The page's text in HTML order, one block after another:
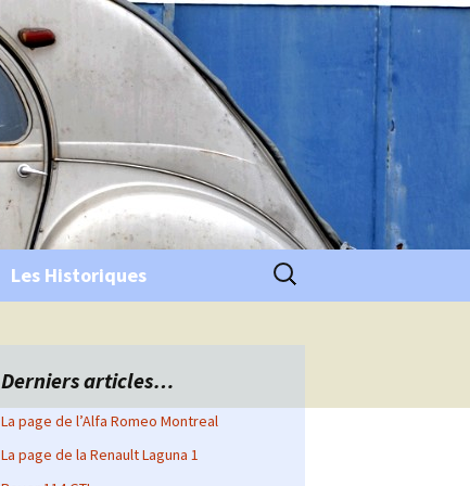
Les Historiques Rechercher :
Derniers articles…
La page de l’Alfa Romeo Montreal
La page de la Renault Laguna 1